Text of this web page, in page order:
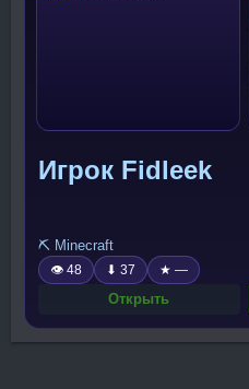
Игрок Fidleek
⛏️ Minecraft
👁 48 ⬇ 37 ★ —
Открыть